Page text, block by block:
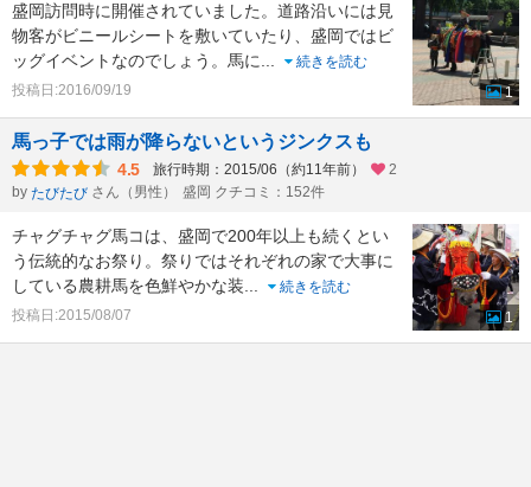
盛岡訪問時に開催されていました。道路沿いには見
物客がビニールシートを敷いていたり、盛岡ではビ
ッグイベントなのでしょう。馬に...
続きを読む
投稿日:2016/09/19
1
馬っ子では雨が降らないというジンクスも
4.5 旅行時期：2015/06（約11年前）
2
by たびたび さん（男性） 盛岡 クチコミ：152件
チャグチャグ馬コは、盛岡で200年以上も続くとい
う伝統的なお祭り。祭りではそれぞれの家で大事に
している農耕馬を色鮮やかな装...
続きを読む
投稿日:2015/08/07
1